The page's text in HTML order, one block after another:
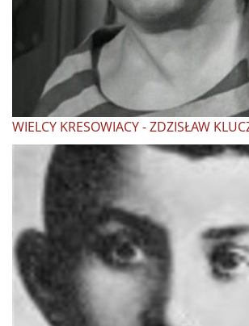
WIELCY KRESOWIACY - ZDZISŁAW